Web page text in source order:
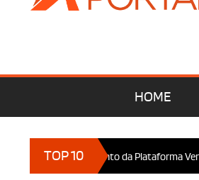
HOME
TOP 10
no Lançamento da Plataforma Versio! •